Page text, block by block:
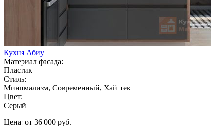
Кухня Абиу
Материал фасада:
Пластик
Стиль:
Минимализм, Современный, Хай-тек
Цвет:
Серый
Цена: от 36 000 руб.